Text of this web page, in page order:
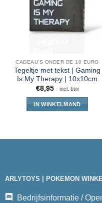
CADEAU'S ONDER DE 10 EURO
Tegeltje met tekst | Gaming
Is My Therapy | 10x10cm
€8,95 - incl. btw
IN WINKELMAND
ARLYTOYS | POKEMON
Bedrijfsinformatie /